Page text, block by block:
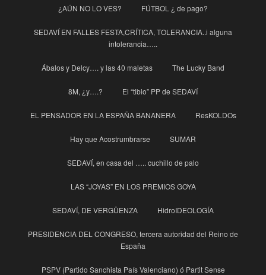
¿AÚN NO LO VES? FÚTBOL ¿ de pago?
SEDAVÍ EN FALLES FESTA,CRÍTICA, TOLERANCIA..i alguna
intolerancia…..
Ábalos y Delcy…. y las 40 maletas The Lucky Band
8M, ¿y….? El “tibio” PP de SEDAVÍ
EL PENSADOR EN LA ESPAÑA BANANERA ResKOLDOs
Hay que Acostrumbrarse SUMAR
SEDAVÍ, en casa del ….. cuchillo de palo
LAS “JOYAS” EN LOS PREMIOS GOYA
SEDAVÍ, DE VERGÜENZA HidroIDEOLOGÍA
PRESIDENCIA DEL CONGRESO, tercera autoridad del Reino de
España
PSPV (Partido Sanchista País Valenciano) ó Partit Sense